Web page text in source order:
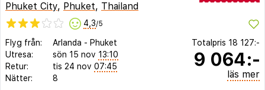
Phuket City, Phuket, Thailand
4,3/5
Flyg från: Arlanda - Phuket
Utresa:
sön 15 nov 13:10
Retur:
tis 24 nov 07:45
Nätter:
8
Totalpris 18 127:-
9 064:-
läs mer